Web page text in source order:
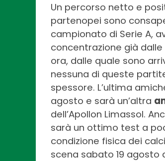
Un percorso netto e
partenopei sono
campionato di Serie A,
concentrazione già
ora, dalle quale sono
nessuna di queste
spessore. L’ultima
agosto e sarà un’altra
dell’Apollon Limassol.
sarà un ottimo test a
condizione fisica dei
scena sabato 19 agosto